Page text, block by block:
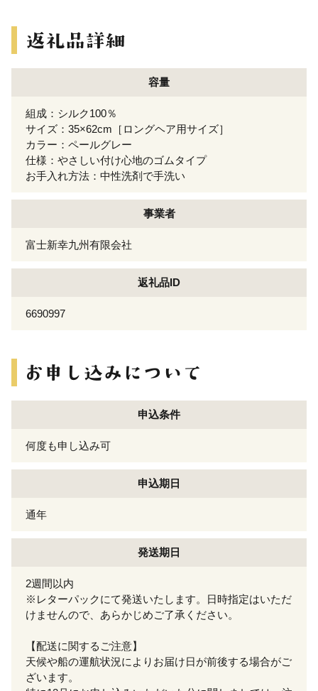
容量
組成：シルク100％
サイズ：35×62cm［ロングヘア用サイズ］
カラー：ペールグレー
仕様：やさしい付け心地のゴムタイプ
お手入れ方法：中性洗剤で手洗い
事業者
富士新幸九州有限会社
返礼品ID
6690997
申込条件
何度も申し込み可
申込期日
通年
発送期日
2週間以内
※レターパックにて発送いたします。日時指定はいただ
けませんので、あらかじめご了承ください。
【配送に関するご注意】
天候や船の運航状況によりお届け日が前後する場合がご
ざいます。